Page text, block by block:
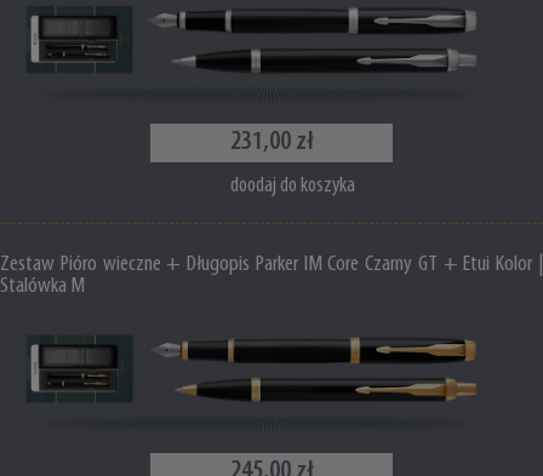
231,00 zł
doodaj do koszyka
Zestaw Pióro wieczne + Długopis Parker IM Core Czarny GT + Etui Kolor |
Stalówka M